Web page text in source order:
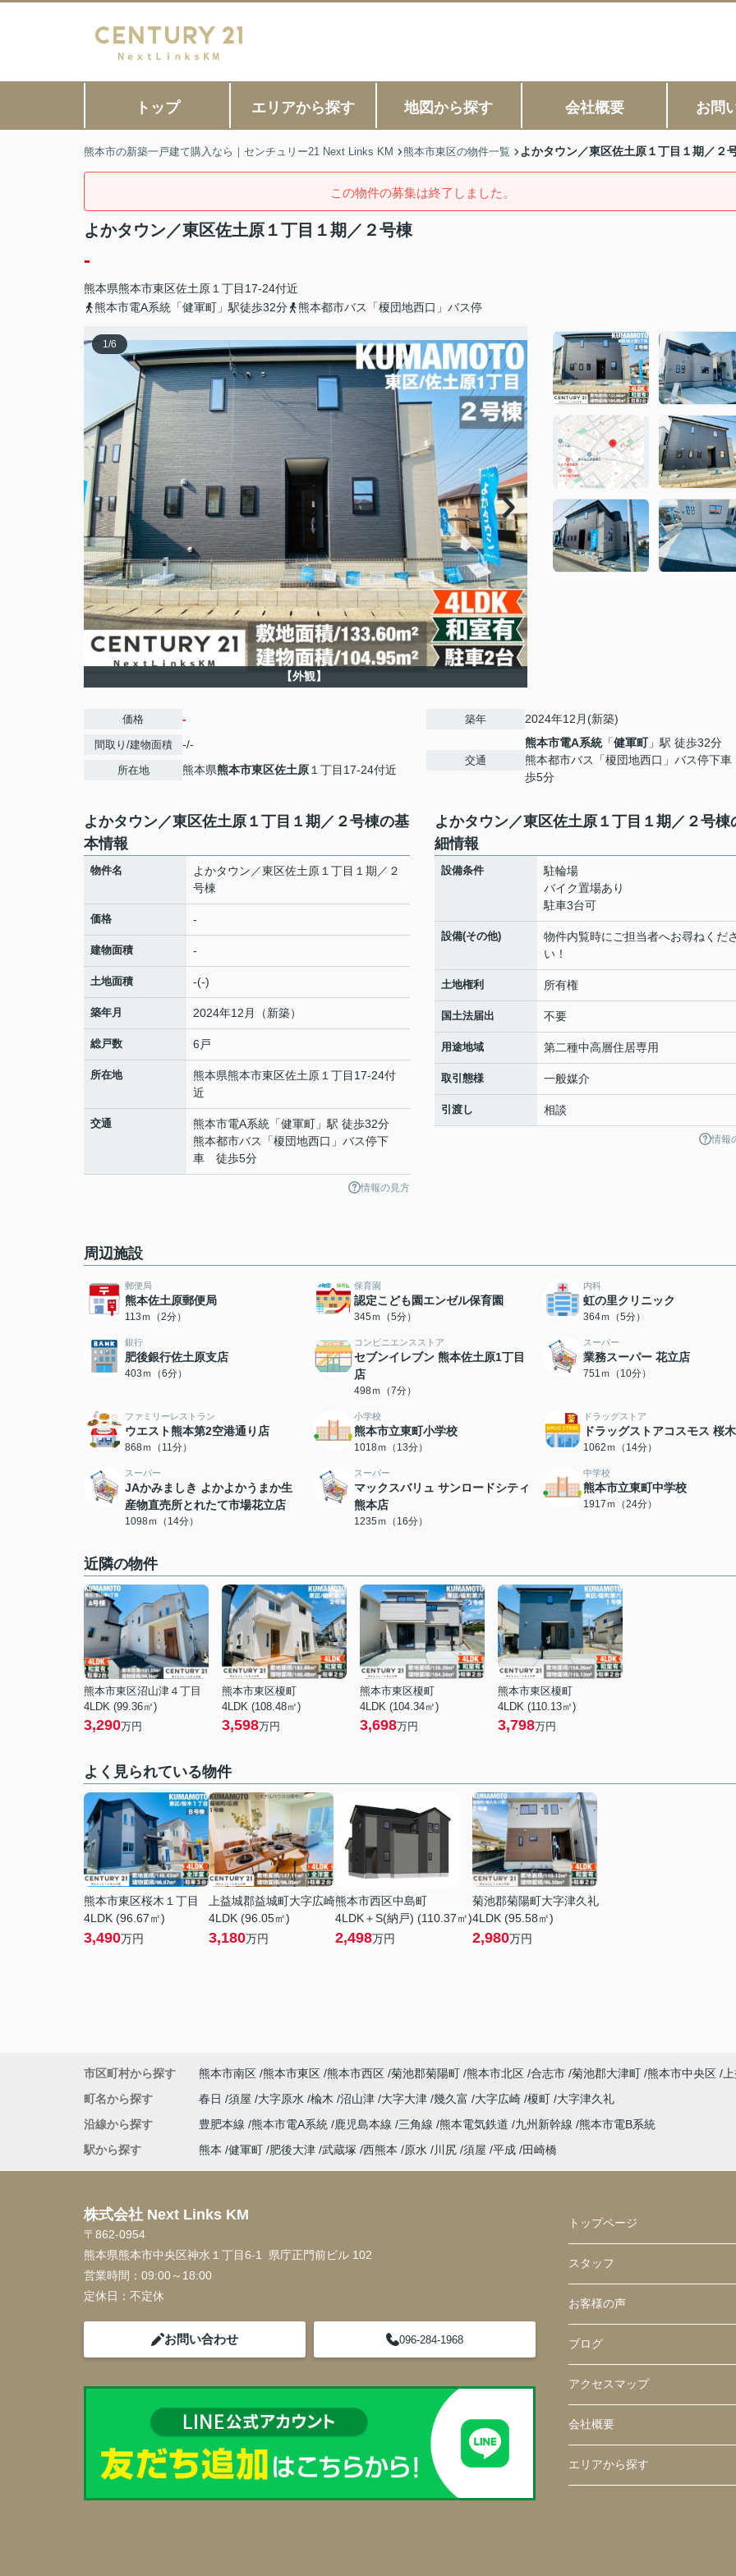
トップ エリアから探す 地図から探す 会社概要 お問
熊本市の新築一戸建て購入なら｜センチュリー21 Next Links KM 熊本市東区の物件一覧 よかタウン／東区佐土原１丁目１期／２
この物件の募集は終了しました。
よかタウン／東区佐土原１丁目１期／２号棟
-
熊本県熊本市東区佐土原 １丁目17-24付近
熊本市電A系統「健軍町」駅徒歩32分
熊本都市バス「榎団地西口」バス停
1/6
【外観】
価格 -
間取り/建物面積 -/-
所在地 熊本県熊本市東区佐土原 １丁目17-24付近
築年 2024年12月(新築)
交通
熊本市電A系統「健軍町」駅 徒歩32分
熊本都市バス「榎団地西口」バス停下
歩5分
よかタウン／東区佐土原１丁目１期／２号棟の基
本情報
物件名
よかタウン／東区佐土原１丁目１期／２
号棟
価格 -
建物面積 -
土地面積 -(-)
築年月 2024年12月（新築）
総戸数 6戸
所在地 熊本県熊本市東区佐土原 １丁目17-24付
近
交通 熊本市電A系統 「健軍町 」駅 徒歩32分
熊本都市バス「榎団地西口」バス停下
車 徒歩5分
情報の見方
よかタウン／東区佐土原１丁目１期／２号棟
細情報
設備条件
駐輪場
バイク置場あり
駐車3台可
設備(その他)
物件内覧時にご担当者へお尋ねくださ
い！
土地権利 所有権
国土法届出 不要
用途地域 第二種中高層住居専用
取引態様 一般媒介
引渡し 相談
情報
周辺施設
郵便局
熊本佐土原郵便局
113ｍ（2分）
保育園
認定こども園エンゼル保育園
345ｍ（5分）
内科
虹の里クリニック
364ｍ（5分）
銀行
肥後銀行佐土原支店
403ｍ（6分）
コンビニエンスストア
セブンイレブン 熊本佐土原1丁目
店
498ｍ（7分）
スーパー
業務スーパー 花立店
751ｍ（10分）
ファミリーレストラン
ウエスト熊本第2空港通り店
868ｍ（11分）
小学校
熊本市立東町小学校
1018ｍ（13分）
ドラッグストア
ドラッグストアコスモス 桜
1062ｍ（14分）
スーパー
JAかみましき よかよかうまか生
産物直売所とれたて市場花立店
1098ｍ（14分）
スーパー
マックスバリュ サンロードシティ
熊本店
1235ｍ（16分）
中学校
熊本市立東町中学校
1917ｍ（24分）
近隣の物件
熊本市東区沼山津４丁目
4LDK (99.36㎡)
3,290万円
熊本市東区榎町
4LDK (108.48㎡)
3,598万円
熊本市東区榎町
4LDK (104.34㎡)
3,698万円
熊本市東区榎町
4LDK (110.13㎡)
3,798万円
よく見られている物件
熊本市東区桜木１丁目
4LDK (96.67㎡)
3,490万円
上益城郡益城町大字広崎
4LDK (96.05㎡)
3,180万円
熊本市西区中島町
4LDK＋S(納戸) (110.37㎡)
2,498万円
菊池郡菊陽町大字津久礼
4LDK (95.58㎡)
2,980万円
市区町村から探す 熊本市南区 熊本市東区 熊本市西区 菊池郡菊陽町 熊本市北区 合志市 菊池郡大津町 熊本市中央区
町名から探す
春日 須屋 大字原水 楡木 沼山津 大字大津 幾久富 大字広崎 榎町 大字津久礼
沿線から探す
豊肥本線 熊本市電A系統 鹿児島本線 三角線 熊本電気鉄道 九州新幹線 熊本市電B系統
駅から探す
熊本 健軍町 肥後大津 武蔵塚 西熊本 原水 川尻 須屋 平成 田崎橋
株式会社 Next Links KM
〒862-0954
熊本県熊本市中央区神水１丁目6-1 県庁正門前ビル 102
営業時間： 09:00～18:00
定休日： 不定休
お問い合わせ 096-284-1968
トップページ
スタッフ
お客様の声
ブログ
アクセスマップ
会社概要
エリアから探す